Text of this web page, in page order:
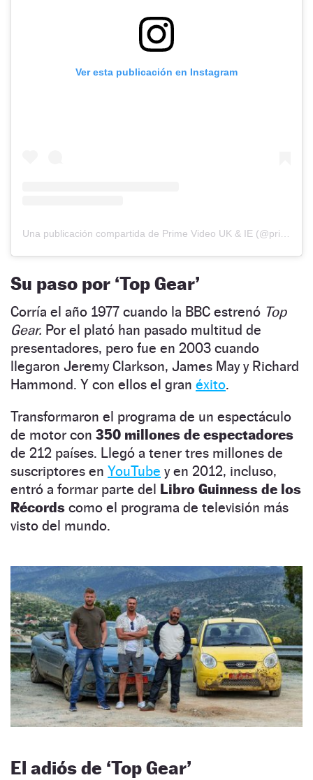
Ver esta publicación en Instagram
Su paso por ‘Top Gear’
Corría el año 1977 cuando la BBC estrenó Top
Gear. Por el plató han pasado multitud de
presentadores, pero fue en 2003 cuando
llegaron Jeremy Clarkson, James May y Richard
Hammond. Y con ellos el gran éxito.
Transformaron el programa de un espectáculo
de motor con 350 millones de espectadores
de 212 países. Llegó a tener tres millones de
suscriptores en YouTube y en 2012, incluso,
entró a formar parte del Libro Guinness de los
Récords como el programa de televisión más
visto del mundo.
El adiós de ‘Top Gear’